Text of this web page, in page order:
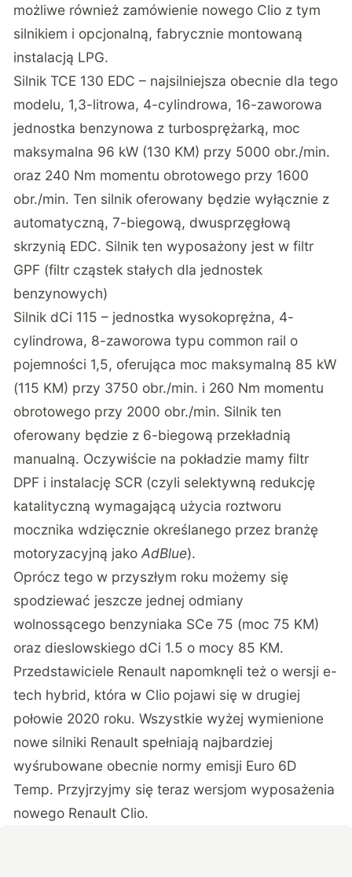
możliwe również zamówienie nowego Clio z tym
silnikiem i opcjonalną, fabrycznie montowaną
instalacją LPG.
Silnik TCE 130 EDC – najsilniejsza obecnie dla tego
modelu, 1,3-litrowa, 4-cylindrowa, 16-zaworowa
jednostka benzynowa z turbosprężarką, moc
maksymalna 96 kW (130 KM) przy 5000 obr./min.
oraz 240 Nm momentu obrotowego przy 1600
obr./min. Ten silnik oferowany będzie wyłącznie z
automatyczną, 7-biegową, dwusprzęgłową
skrzynią EDC. Silnik ten wyposażony jest w filtr
GPF (filtr cząstek stałych dla jednostek
benzynowych)
Silnik dCi 115 – jednostka wysokoprężna, 4-
cylindrowa, 8-zaworowa typu common rail o
pojemności 1,5, oferująca moc maksymalną 85 kW
(115 KM) przy 3750 obr./min. i 260 Nm momentu
obrotowego przy 2000 obr./min. Silnik ten
oferowany będzie z 6-biegową przekładnią
manualną. Oczywiście na pokładzie mamy filtr
DPF i instalację SCR (czyli selektywną redukcję
katalityczną wymagającą użycia roztworu
mocznika wdzięcznie określanego przez branżę
motoryzacyjną jakoAdBlue).
Oprócz tego w przyszłym roku możemy się
spodziewać jeszcze jednej odmiany
wolnossącego benzyniaka SCe 75 (moc 75 KM)
oraz dieslowskiego dCi 1.5 o mocy 85 KM.
Przedstawiciele Renault napomknęli też o wersji e-
tech hybrid, która w Clio pojawi się w drugiej
połowie 2020 roku. Wszystkie wyżej wymienione
nowe silniki Renault spełniają najbardziej
wyśrubowane obecnie normy emisji Euro 6D
Temp. Przyjrzyjmy się teraz wersjom wyposażenia
nowego Renault Clio.